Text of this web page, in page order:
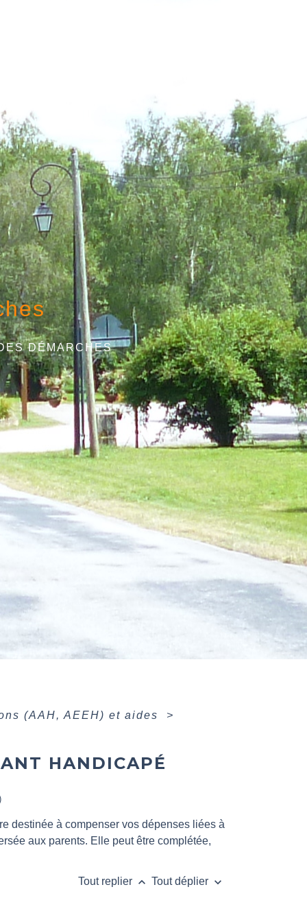
DÉMARCHES
(AAH, AEEH) et aides
>
HANDICAPÉ
destinée à compenser vos dépenses liées à
aux parents. Elle peut être complétée,
Tout replier keyboard_arrow_up Tout déplier keyboard_arrow_down